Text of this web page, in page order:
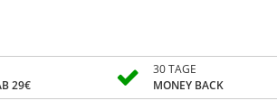
29€
30 TAGE
MONEY BACK